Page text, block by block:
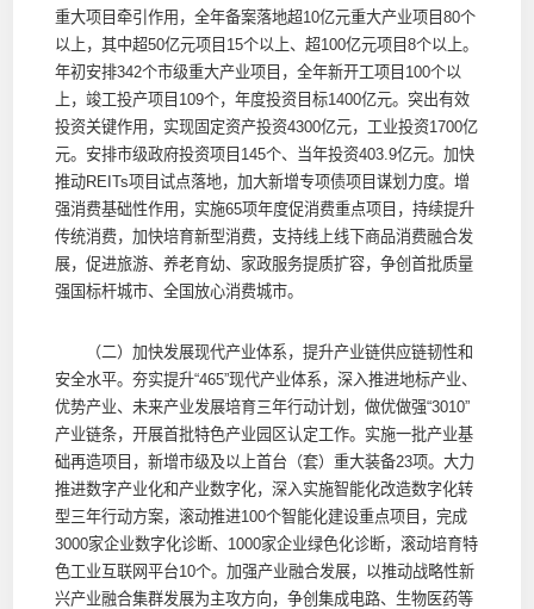
重大项目牵引作用，全年备案落地超10亿元重大产业项目80个
以上，其中超50亿元项目15个以上、超100亿元项目8个以上。
年初安排342个市级重大产业项目，全年新开工项目100个以
上，竣工投产项目109个，年度投资目标1400亿元。突出有效
投资关键作用，实现固定资产投资4300亿元，工业投资1700亿
元。安排市级政府投资项目145个、当年投资403.9亿元。加快
推动REITs项目试点落地，加大新增专项债项目谋划力度。增
强消费基础性作用，实施65项年度促消费重点项目，持续提升
传统消费，加快培育新型消费，支持线上线下商品消费融合发
展，促进旅游、养老育幼、家政服务提质扩容，争创首批质量
强国标杆城市、全国放心消费城市。
（二）加快发展现代产业体系，提升产业链供应链韧性和
安全水平。夯实提升“465”现代产业体系，深入推进地标产业、
优势产业、未来产业发展培育三年行动计划，做优做强“3010”
产业链条，开展首批特色产业园区认定工作。实施一批产业基
础再造项目，新增市级及以上首台（套）重大装备23项。大力
推进数字产业化和产业数字化，深入实施智能化改造数字化转
型三年行动方案，滚动推进100个智能化建设重点项目，完成
3000家企业数字化诊断、1000家企业绿色化诊断，滚动培育特
色工业互联网平台10个。加强产业融合发展，以推动战略性新
兴产业融合集群发展为主攻方向，争创集成电路、生物医药等